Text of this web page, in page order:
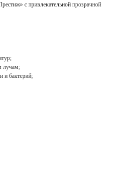
с привлекательной прозрачной
лучам;
и бактерий;